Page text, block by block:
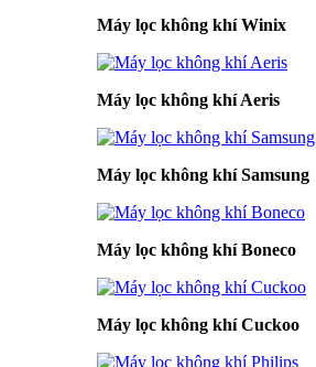
Máy lọc không khí Winix
Máy lọc không khí Aeris
Máy lọc không khí Samsung
Máy lọc không khí Boneco
Máy lọc không khí Cuckoo